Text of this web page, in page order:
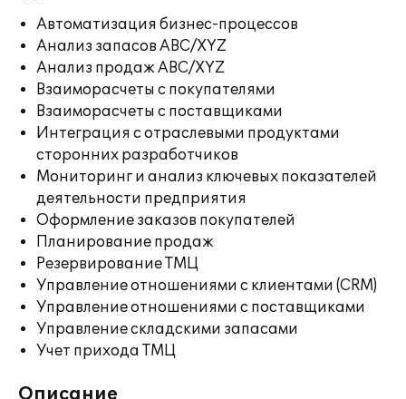
Автоматизация бизнес-процессов
Анализ запасов ABC/XYZ
Анализ продаж ABC/XYZ
Взаиморасчеты с покупателями
Взаиморасчеты с поставщиками
Интеграция с отраслевыми продуктами
сторонних разработчиков
Мониторинг и анализ ключевых показателей
деятельности предприятия
Оформление заказов покупателей
Планирование продаж
Резервирование ТМЦ
Управление отношениями с клиентами (CRM)
Управление отношениями с поставщиками
Управление складскими запасами
Учет прихода ТМЦ
Описание